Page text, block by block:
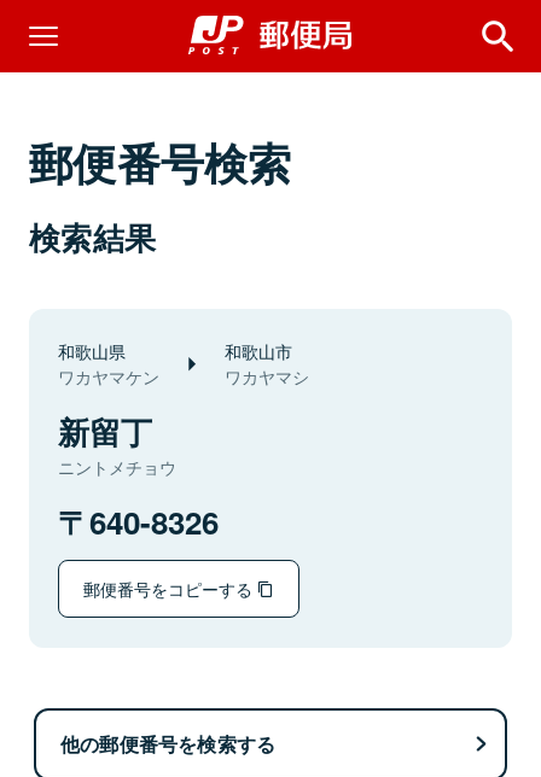
郵便番号検索
検索結果
和歌山県
ワカヤマケン
和歌山市
ワカヤマシ
新留丁
ニントメチョウ
640-8326
郵便番号をコピーする
他の郵便番号を検索する